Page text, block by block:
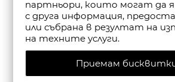
партньори, които могат да
с друга информация,
или събрана в резултат на
на техните услуги.
Приемам